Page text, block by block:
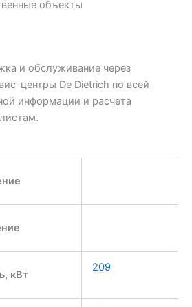
объекты
и обслуживание через
центры De Dietrich по всей
информации и расчета
кВт
209